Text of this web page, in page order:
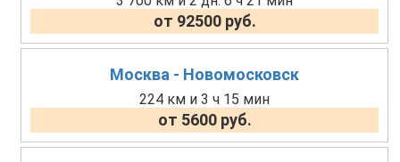
от 92500 руб.
Москва - Новомосковск
224 км и 3 ч 15 мин
от 5600 руб.